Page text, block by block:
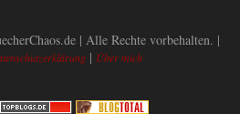
| Alle Rechte vorbehalten. |
| Über mich